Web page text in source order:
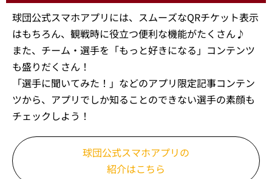
球団公式スマホアプリには、スムーズなQRチケット表示
はもちろん、観戦時に役立つ便利な機能がたくさん♪
また、チーム・選手を「もっと好きになる」コンテンツ
も盛りだくさん！
「選手に聞いてみた！」などのアプリ限定記事コンテン
ツから、アプリでしか知ることのできない選手の素顔も
チェックしよう！
球団公式スマホアプリの
紹介はこちら